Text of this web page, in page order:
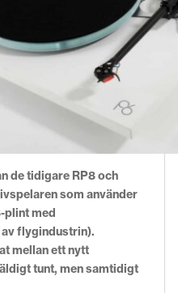
de tidigare RP8 och
som använder
plint med
flygindustrin).
mellan ett nytt
tunt, men samtidigt